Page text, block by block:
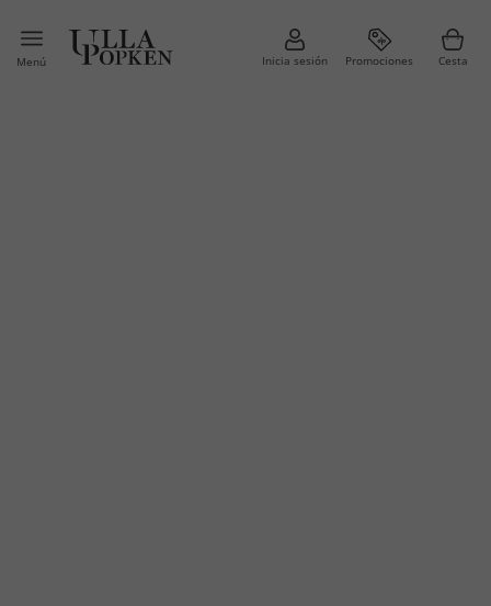
Menú Inicia sesión Promociones Cesta